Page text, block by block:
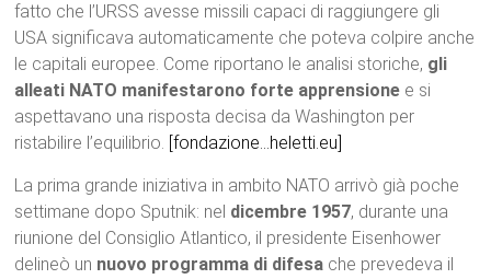
fatto che l’URSS avesse missili capaci di raggiungere gli
USA significava automaticamente che poteva colpire anche
le capitali europee. Come riportano le analisi storiche, gli
alleati NATO manifestarono forte apprensione e si
aspettavano una risposta decisa da Washington per
ristabilire l’equilibrio. [fondazione…heletti.eu]
La prima grande iniziativa in ambito NATO arrivò già poche
settimane dopo Sputnik: nel dicembre 1957, durante una
riunione del Consiglio Atlantico, il presidente Eisenhower
delineò un nuovo programma di difesa che prevedeva il